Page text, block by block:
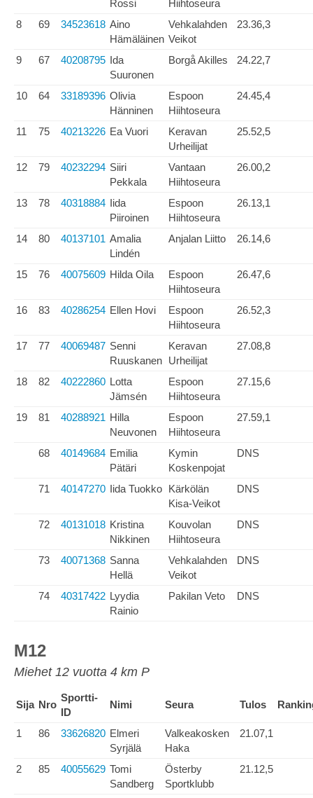
Rossi
Hiihtoseura
8 69 34523618 Aino
Hämäläinen
Vehkalahden
Veikot
23.36,3
9 67 40208795 Ida
Suuronen
Borgå Akilles 24.22,7
10 64 33189396 Olivia
Hänninen
Espoon
Hiihtoseura
24.45,4
11 75 40213226 Ea Vuori
Keravan
Urheilijat
25.52,5
12 79 40232294 Siiri
Pekkala
Vantaan
Hiihtoseura
26.00,2
13 78 40318884 Iida
Piiroinen
Espoon
Hiihtoseura
26.13,1
14 80 40137101 Amalia
Lindén
Anjalan Liitto 26.14,6
15 76 40075609 Hilda Oila
Espoon
Hiihtoseura
26.47,6
16 83 40286254 Ellen Hovi
Espoon
Hiihtoseura
26.52,3
17 77 40069487 Senni
Ruuskanen
Keravan
Urheilijat
27.08,8
18 82 40222860 Lotta
Jämsén
Espoon
Hiihtoseura
27.15,6
19 81 40288921 Hilla
Neuvonen
Espoon
Hiihtoseura
27.59,1
68 40149684 Emilia
Pätäri
Kymin
Koskenpojat
DNS
71 40147270 Iida Tuokko Kärkölän
Kisa-Veikot
DNS
72 40131018 Kristina
Nikkinen
Kouvolan
Hiihtoseura
DNS
73 40071368 Sanna
Hellä
Vehkalahden
Veikot
DNS
74 40317422 Lyydia
Rainio
Pakilan Veto DNS
M12
Miehet 12 vuotta 4 km P
Sija Nro
Sportti-
ID
Nimi Seura Tulos
1 86 33626820 Elmeri
Syrjälä
Valkeakosken
Haka
21.07,1
2 85 40055629 Tomi
Sandberg
Österby
Sportklubb
21.12,5